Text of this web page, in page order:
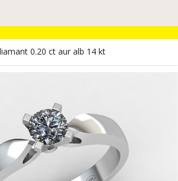
0.20 ct aur alb 14 kt